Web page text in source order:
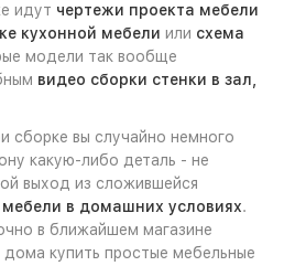
идут чертежи проекта мебели
кухонной мебели или схема
модели так вообще
видео сборки стенки в зал,
сборке вы случайно немного
какую-либо деталь - не
выход из сложившейся
мебели в домашних условиях.
в ближайшем магазине
дома купить простые мебельные